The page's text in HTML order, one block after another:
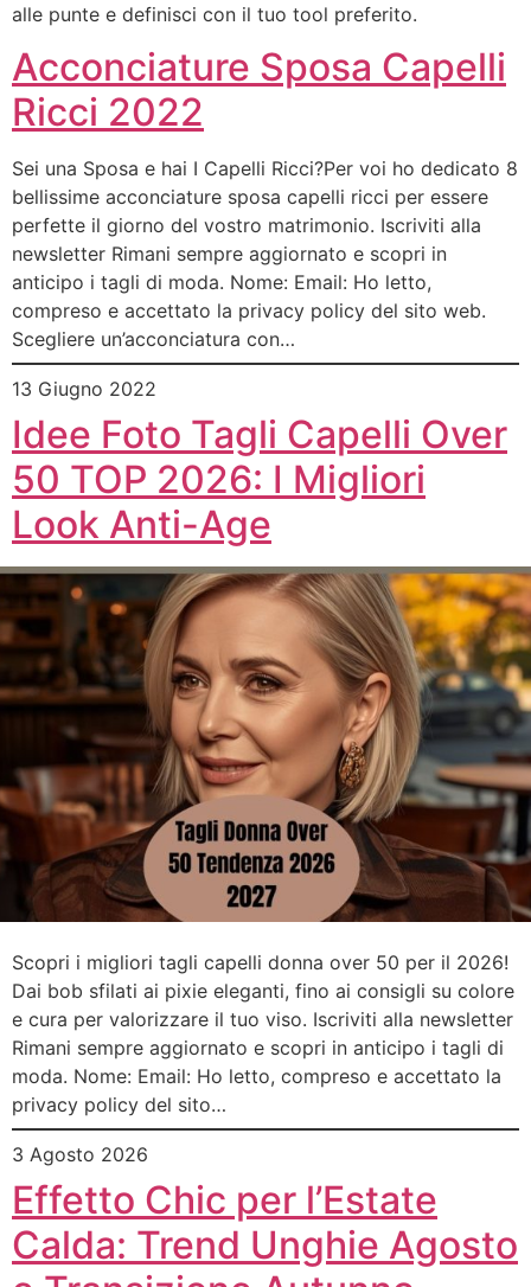
alle punte e definisci con il tuo tool preferito.
Acconciature Sposa Capelli
Ricci 2022
Sei una Sposa e hai I Capelli Ricci?Per voi ho dedicato 8
bellissime acconciature sposa capelli ricci per essere
perfette il giorno del vostro matrimonio. Iscriviti alla
newsletter Rimani sempre aggiornato e scopri in
anticipo i tagli di moda. Nome: Email: Ho letto,
compreso e accettato la privacy policy del sito web.
Scegliere un’acconciatura con…
13 Giugno 2022
Idee Foto Tagli Capelli Over
50 TOP 2026: I Migliori
Look Anti-Age
Scopri i migliori tagli capelli donna over 50 per il 2026!
Dai bob sfilati ai pixie eleganti, fino ai consigli su colore
e cura per valorizzare il tuo viso. Iscriviti alla newsletter
Rimani sempre aggiornato e scopri in anticipo i tagli di
moda. Nome: Email: Ho letto, compreso e accettato la
privacy policy del sito…
3 Agosto 2026
Effetto Chic per l’Estate
Calda: Trend Unghie Agosto